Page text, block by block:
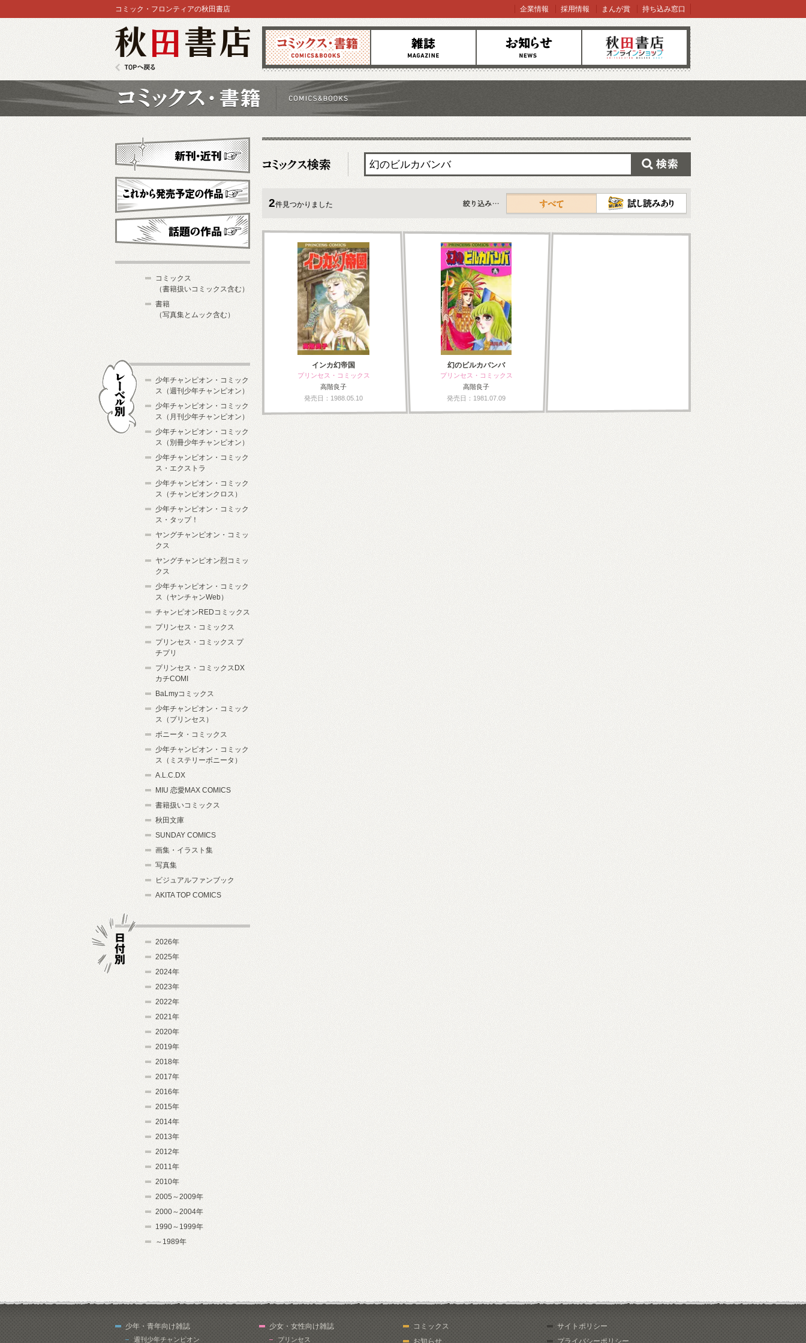
コミックス 雑誌 お知らせ オンラインショップ
コミック・フロンティアの秋田書店 企業情報 採用情報 まんが賞 持ち込み窓口
2件見つかりました
すべて
インカ幻帝国
プリンセス・コミックス
高階良子
発売日：1988.05.10
幻のビルカバンバ
プリンセス・コミックス
高階良子
発売日：1981.07.09
新刊・近刊
これから発売予定
コミックス
（書籍扱いコミックス含む）
書籍
（写真集とムック含む）
少年チャンピオン・コミック
ス（週刊少年チャンピオン）
少年チャンピオン・コミック
ス（月刊少年チャンピオン）
少年チャンピオン・コミック
ス（別冊少年チャンピオン）
少年チャンピオン・コミック
ス・エクストラ
少年チャンピオン・コミック
ス（チャンピオンクロス）
少年チャンピオン・コミック
ス・タップ！
ヤングチャンピオン・コミッ
クス
ヤングチャンピオン烈コミッ
クス
少年チャンピオン・コミック
ス（ヤンチャンWeb）
チャンピオンREDコミックス
プリンセス・コミックス
プリンセス・コミックス プ
チプリ
プリンセス・コミックスDX
カチCOMI
BaLmyコミックス
少年チャンピオン・コミック
ス（プリンセス）
ボニータ・コミックス
少年チャンピオン・コミック
ス（ミステリーボニータ）
A.L.C.DX
MIU 恋愛MAX COMICS
書籍扱いコミックス
秋田文庫
SUNDAY COMICS
画集・イラスト集
写真集
ビジュアルファンブック
AKITA TOP COMICS
2026年
2025年
2024年
2023年
2022年
2021年
2020年
2019年
2018年
2017年
2016年
2015年
2014年
2013年
2012年
2011年
2010年
2005～2009年
2000～2004年
1990～1999年
～1989年
少年・青年向け雑誌
週刊少年チャンピオン
少女・女性向け雑誌
プリンセス
コミックス
お知らせ
サイトポリシー
プライバシーポリシー